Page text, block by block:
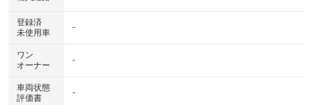
登録済
未使用車
-
ワン
オーナー
-
車両状態
評価書
-